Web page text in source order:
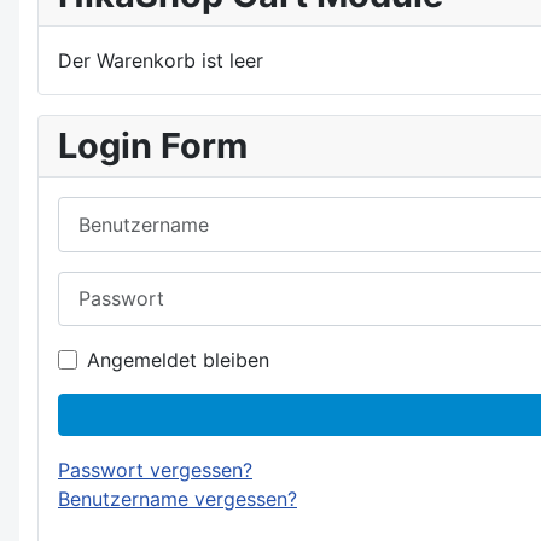
Der Warenkorb ist leer
Login Form
Angemeldet bleiben
Passwort vergessen?
Benutzername vergessen?